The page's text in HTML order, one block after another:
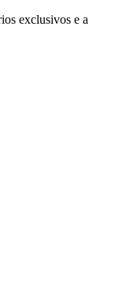
exclusivos e a